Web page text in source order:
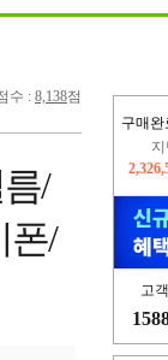
구매완
고
수 : 8,138점
/
폰/